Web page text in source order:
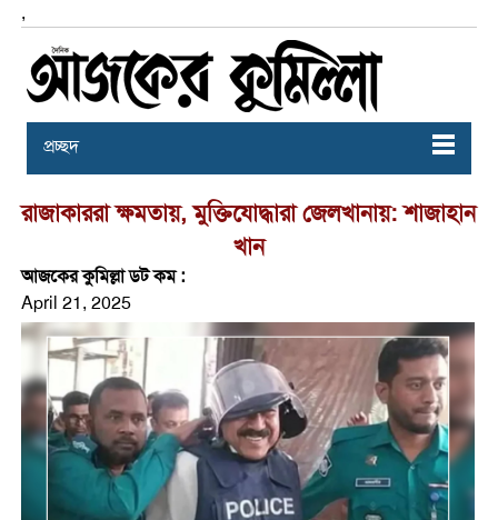
,
প্রচ্ছদ
রাজাকাররা ক্ষমতায়, মুক্তিযোদ্ধারা জেলখানায়: শাজাহান
খান
আজকের কুমিল্লা ডট কম :
April 21, 2025